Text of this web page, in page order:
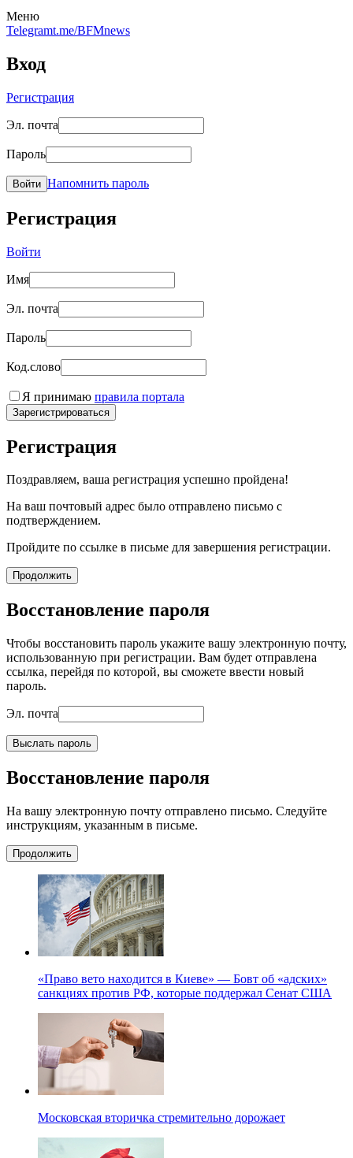
Меню
Telegramt.me/BFMnews
Вход
Регистрация
Эл. почта
Пароль
Войти Напомнить пароль
Регистрация
Войти
Имя
Эл. почта
Пароль
Код.слово
Я принимаю правила портала
Зарегистрироваться
Регистрация
Поздравляем, ваша регистрация успешно пройдена!
На ваш почтовый адрес было отправлено письмо с
подтверждением.
Пройдите по ссылке в письме для завершения регистрации.
Продолжить
Восстановление пароля
Чтобы восстановить пароль укажите вашу электронную почту,
использованную при регистрации. Вам будет отправлена
ссылка, перейдя по которой, вы сможете ввести новый
пароль.
Эл. почта
Выслать пароль
Восстановление пароля
На вашу электронную почту отправлено письмо. Следуйте
инструкциям, указанным в письме.
Продолжить
«Право вето находится в Киеве» — Бовт об «адских»
санкциях против РФ, которые поддержал Сенат США
Московская вторичка стремительно дорожает